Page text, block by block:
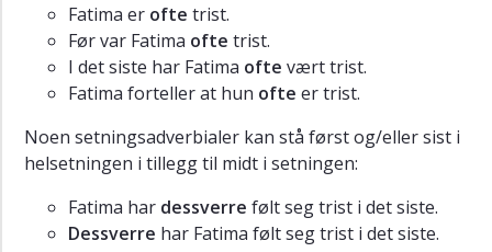
eldre
Grammatikk
Uttale
Fordypning
Fatima er ofte trist.
Før var Fatima ofte trist.
I det siste har Fatima ofte vært trist.
Fatima forteller at hun ofte er trist.
Noen setningsadverbialer kan stå først og/eller sist i
helsetningen i tillegg til midt i setningen:
Fatima har dessverre følt seg trist i det siste.
Dessverre har Fatima følt seg trist i det siste.